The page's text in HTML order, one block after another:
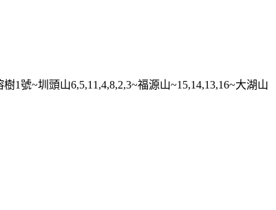
號~圳頭山6,5,11,4,8,2,3~福源山~15,14,13,16~大湖山